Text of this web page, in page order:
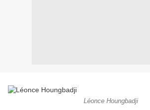
Léonce Houngbadji